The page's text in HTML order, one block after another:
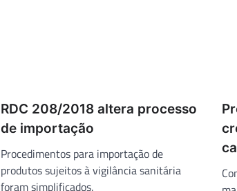
RDC 208/2018 altera processo
de importação
Procedimentos para importação de
produtos sujeitos à vigilância sanitária
foram simplificados.